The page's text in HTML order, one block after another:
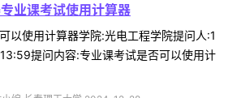
业课考试使用计算器
以使用计算器学院:光电工程学院提问人:1
提问内容:专业课考试是否可以使用计